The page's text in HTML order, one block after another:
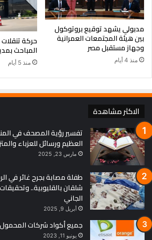
مدبولي يشهد توقيع بروتوكول
بين هيئة المجتمعات العمرانية
وجهاز مستقبل مصر
منذ 4 أيام
حركة
المباحث
منذ 5 أيام
الاكثر مشاهدة
تفسير رؤية المصحف في
العظيم ورسائل للعزباء
مارس 23, 2025
طفلة مصابة بجرح غائر في
شلقان بالقليوبية..
الجاني
أبريل 9, 2025
جميع أكواد شركات
يونيو 11, 2023